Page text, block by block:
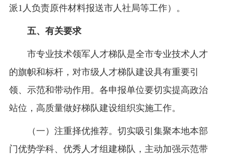
派1人负责原件材料报送市人社局等工作）。
五、有关要求
市专业技术领军人才梯队是全市专业技术人才
的旗帜和标杆，对市级人才梯队建设具有重要引
领、示范和带动作用。各申报单位要切实提高政治
站位，高质量做好梯队建设组织实施工作。
（一）注重择优推荐。切实吸引集聚本地本部
门优势学科、优秀人才组建梯队，主动加强示范带